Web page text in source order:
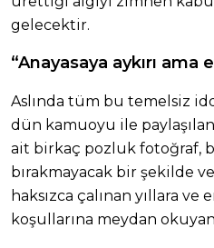
gelecektir.
“Anayasaya aykırı ama
Aslında tüm bu temelsiz
dün kamuoyu ile
ait birkaç pozluk fotoğraf,
bırakmayacak bir şekilde
haksızca çalınan yıllara ve
koşullarına meydan